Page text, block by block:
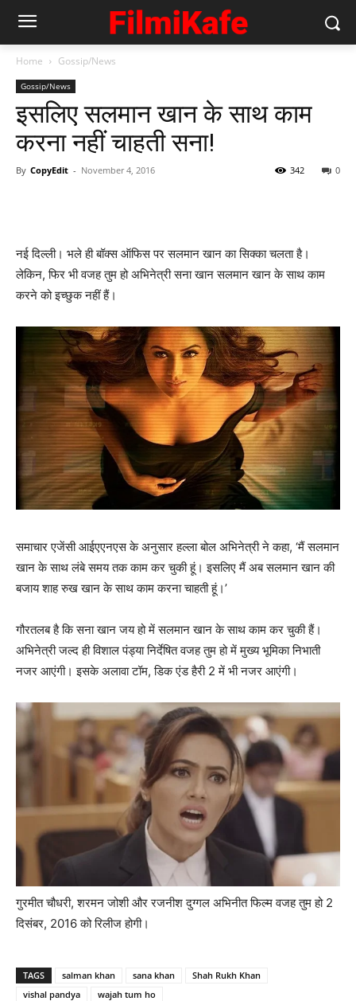
Home Gossip/News
Gossip/News
इसलिए सलमान खान के साथ काम
करना नहीं चाहती सना!
By CopyEdit - November 4, 2016 0
342
नई दिल्ली। भले ही बॉक्‍स ऑफिस पर सलमान खान का सिक्‍का चलता है।
लेकिन, फिर भी वजह तुम हो अभिनेत्री सना खान सलमान खान के साथ काम
करने को इच्‍छुक नहीं हैं।
समाचार एजेंसी आईएएनएस के अनुसार हल्‍ला बोल अभिनेत्री ने कहा, ‘मैं सलमान
खान के साथ लंबे समय तक काम कर चुकी हूं। इसलिए मैं अब सलमान खान की
बजाय शाह रुख खान के साथ काम करना चाहती हूं।’
गौरतलब है कि सना खान जय हो में सलमान खान के साथ काम कर चुकी हैं।
अभिनेत्री जल्‍द ही विशाल पंड्या निर्देषित वजह तुम हो में मुख्‍य भूमिका निभाती
नजर आएंगी। इसके अलावा टॉम, डिक एंड हैरी 2 में भी नजर आएंगी।
गुरमीत चौधरी, शरमन जोशी और रजनीश दुग्‍गल अभिनीत फिल्‍म वजह तुम हो 2
दिसंबर, 2016 को रिलीज होगी।
TAGS salman khan sana khan
Shah Rukh Khan
vishal pandya
wajah tum ho